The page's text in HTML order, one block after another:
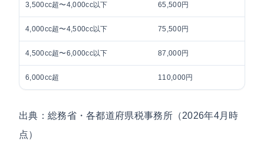
3,500cc超〜4,000cc以下 65,500円
4,000cc超〜4,500cc以下 75,500円
4,500cc超〜6,000cc以下 87,000円
6,000cc超 110,000円
出典：総務省・各都道府県税事務所（2026年4月時
点）